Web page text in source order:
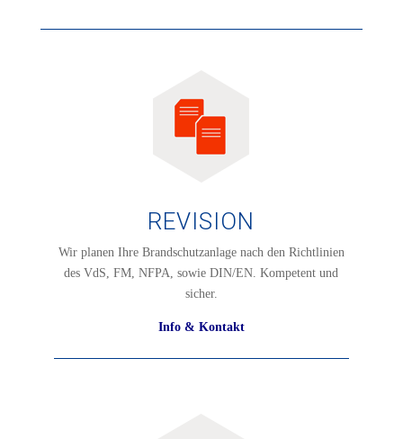
REVISION
Wir planen Ihre Brandschutzanlage nach den Richtlinien
desVdS, FM, NFPA, sowie DIN/EN. Kompetent und
sicher.
Info & Kontakt